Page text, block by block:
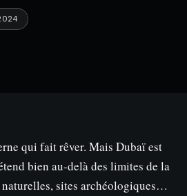
qui fait rêver. Mais Dubaï est
bien au-delà des limites de la
sites archéologiques…